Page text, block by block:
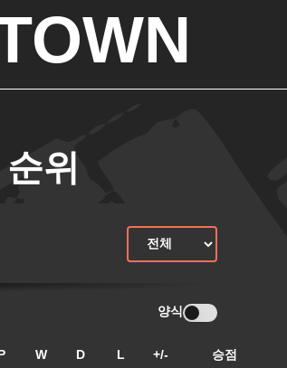
위
양식
W D L +/- 승점